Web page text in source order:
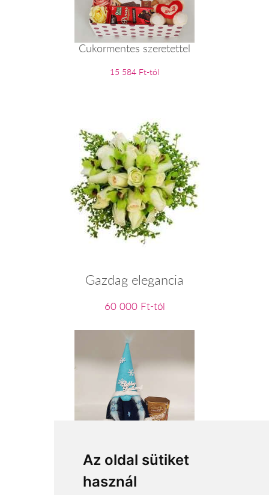
Az oldal sütiket
használ
Cukormentes szeretettel
15 584 Ft-tól
Gazdag elegancia
60 000 Ft-tól
Karácsonyi manólány kék ruhában
16 360 Ft-tól